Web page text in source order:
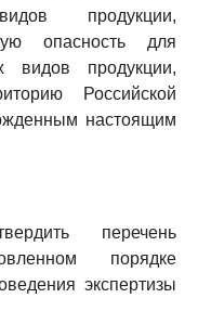
продукции,
опасность для
видов продукции,
Российской
настоящим
перечень
порядке
экспертизы